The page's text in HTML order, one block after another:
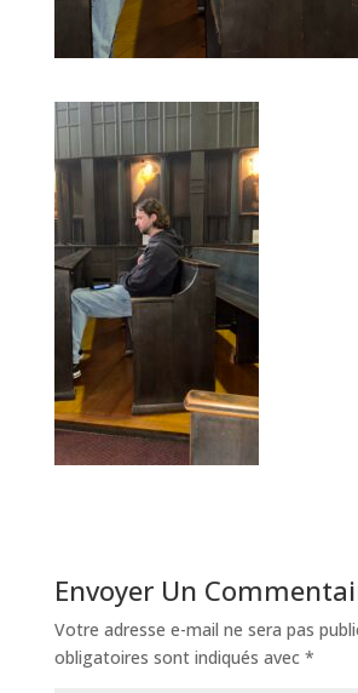
Envoyer Un
Votre adresse e-mail ne sera pas
obligatoires sont indiqués avec *